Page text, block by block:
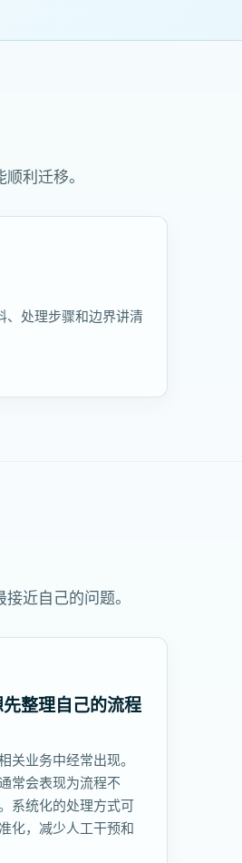
利迁移。
、处理步骤和边界讲清
近自己的问题。
整理自己的流程
关业务中经常出现。
常会表现为流程不
系统化的处理方式可
化，减少人工干预和